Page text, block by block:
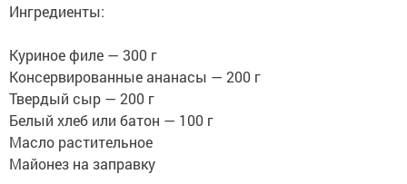
Ингредиенты:
Куриное филе — 300 г
Консервированные ананасы — 200 г
Твердый сыр — 200 г
Белый хлеб или батон — 100 г
Масло растительное
Майонез на заправку